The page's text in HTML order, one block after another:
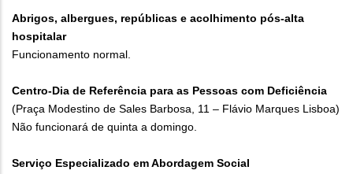
Abrigos, albergues, repúblicas e acolhimento pós-alta
hospitalar
Funcionamento normal.
Centro-Dia de Referência para as Pessoas com Deficiência
(Praça Modestino de Sales Barbosa, 11 – Flávio Marques Lisboa)
Não funcionará de quinta a domingo.
Serviço Especializado em Abordagem Social